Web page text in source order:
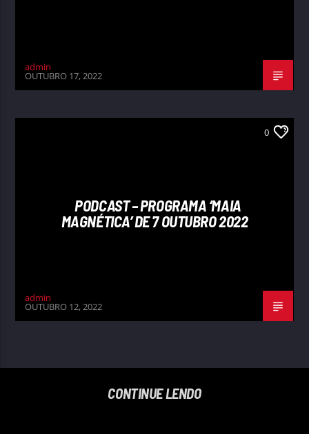
admin
OUTUBRO 17, 2022
0
PODCAST – PROGRAMA ‘MAIA
MAGNÉTICA’ DE 7 OUTUBRO 2022
admin
OUTUBRO 12, 2022
CONTINUE LENDO